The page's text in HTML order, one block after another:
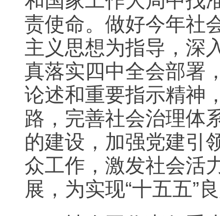
责使命。做好今年社
主义思想为指导，深
真落实四中全会部署
论述和重要指示精神
路，完善社会治理体
的建设，加强党建引
众工作，激发社会活
展，为实现“十五五”